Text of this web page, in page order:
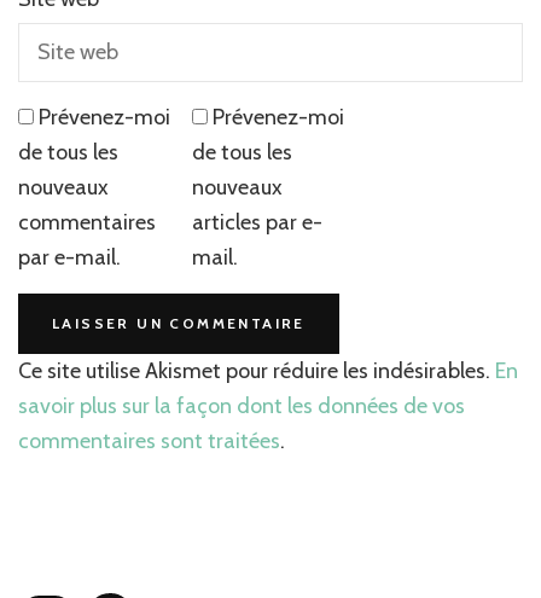
Prévenez-moi
de tous les
nouveaux
commentaires
par e-mail.
Prévenez-moi
de tous les
nouveaux
articles par e-
mail.
Ce site utilise Akismet pour réduire les indésirables. En
savoir plus sur la façon dont les données de vos
commentaires sont traitées.